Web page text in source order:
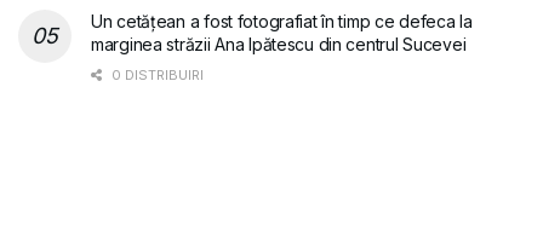
Un cetățean a fost fotografiat în timp ce defeca la
marginea străzii Ana Ipătescu din centrul Sucevei
0 DISTRIBUIRI